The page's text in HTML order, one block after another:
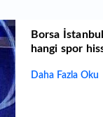
Borsa
hangi spor
Daha Fazla Oku